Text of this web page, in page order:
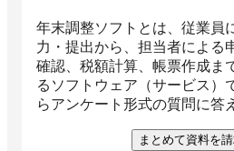
年末調整ソフトとは、従業員
力・提出から、担当者による
確認、税額計算、帳票作成ま
るソフトウェア（サービス）
らアンケート形式の質問に答
給与計算システムとのデータ
まとめて資料を